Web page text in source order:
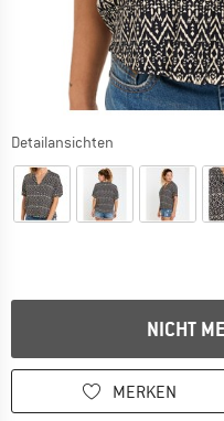
Detailansichten
NICHT
MERKEN